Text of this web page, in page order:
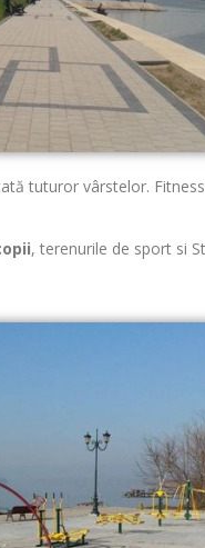
tuturor vârstelor.
, terenurile de sport si